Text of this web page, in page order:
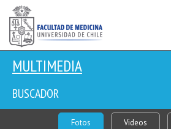
MULTIMEDIA
BUSCADOR
Fotos Videos